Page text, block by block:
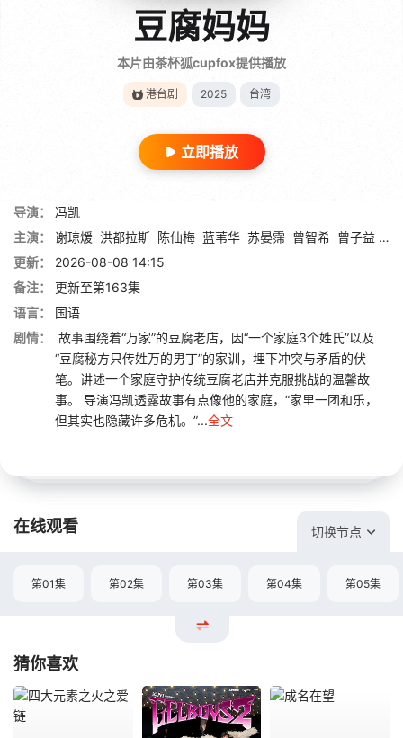
豆腐妈妈
本片由茶杯狐cupfox提供播放
港台剧 2025 台湾
立即播放
导演：
冯凯
主演：
谢琼煖 洪都拉斯 陈仙梅 蓝苇华 苏晏霈 曾智希 曾子益 陈
更新：
2026-08-08 14:15
备注：
更新至第163集
语言：
国语
剧情：
故事围绕着“万家”的豆腐老店，因“一个家庭3个姓氏”以及
“豆腐秘方只传姓万的男丁”的家训，埋下冲突与矛盾的伏
笔。讲述一个家庭守护传统豆腐老店并克服挑战的温馨故
事。 导演冯凯透露故事有点像他的家庭，“家里一团和乐，
但其实也隐藏许多危机。”...全文
在线观看 切换节点
第01集 第02集 第03集 第04集 第05集
猜你喜欢